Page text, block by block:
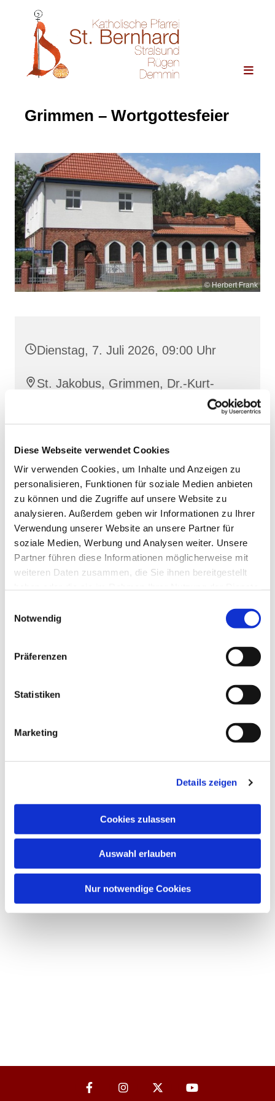
Diese Webseite verwendet Cookies
Wir verwenden Cookies, um Inhalte und Anzeigen zu
personalisieren, Funktionen für soziale Medien anbieten
zu können und die Zugriffe auf unsere Website zu
analysieren. Außerdem geben wir Informationen zu Ihrer
Verwendung unserer Website an unsere Partner für
soziale Medien, Werbung und Analysen weiter. Unsere
Partner führen diese Informationen möglicherweise mit
weiteren Daten zusammen, die Sie ihnen bereitgestellt
Notwendig
Präferenzen
Statistiken
Marketing
Details zeigen
Cookies zulassen
Auswahl erlauben
Nur notwendige Cookies
Grimmen – Wortgottesfeier
© Herbert Frank
Dienstag, 7. Juli 2026, 09:00 Uhr
St. Jakobus, Grimmen, Dr.-Kurt-
Fischer-Straße 1, 18507 Grimmen